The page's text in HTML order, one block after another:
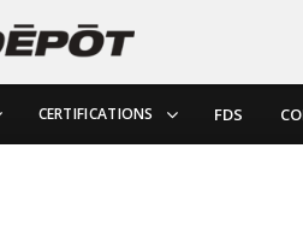
CERTIFICATIONS FDS